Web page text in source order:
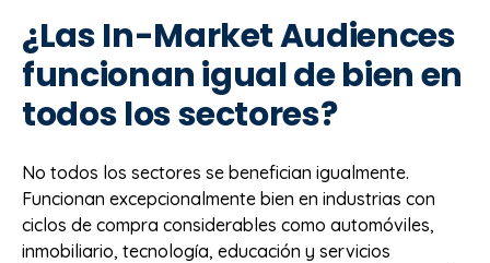
¿Las In-Market Audiences
funcionan igual de bien en
todos los sectores?
No todos los sectores se benefician igualmente.
Funcionan excepcionalmente bien en industrias con
ciclos de compra considerables como automóviles,
inmobiliario, tecnología, educación y servicios